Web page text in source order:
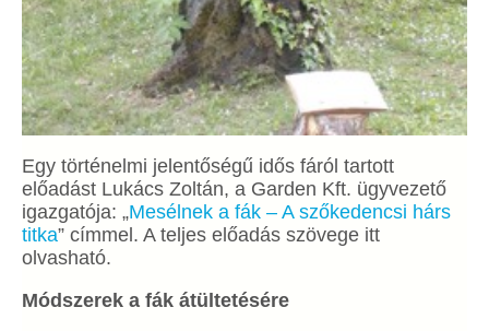
Egy történelmi jelentőségű idős fáról tartott
előadást Lukács Zoltán, a Garden Kft. ügyvezető
igazgatója: „Mesélnek a fák – A szőkedencsi hárs
titka” címmel. A teljes előadás szövege itt
olvasható.
Módszerek a fák átültetésére